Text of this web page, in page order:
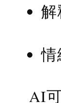
解
情
AI